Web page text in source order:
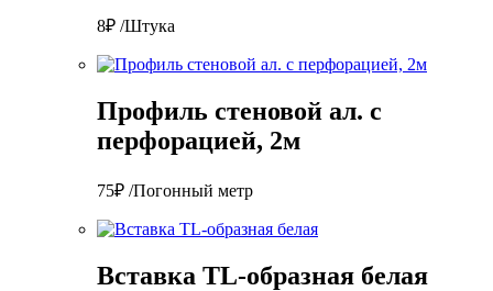
8₽ /Штука
Профиль стеновой ал. с
перфорацией, 2м
75₽ /Погонный метр
Вставка TL-образная белая